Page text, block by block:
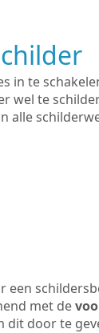
in te
wel te
alle
met de
dit door te